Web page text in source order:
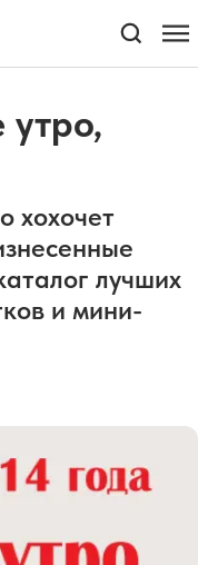
хохочет
лучших
и мини-